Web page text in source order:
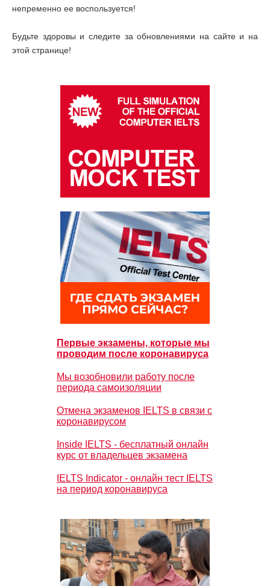
непременно ее воспользуется!
Будьте здоровы и следите за обновлениями на сайте и на
этой странице!
Первые экзамены, которые мы
проводим после коронавируса
Мы возобновили работу после
периода самоизоляции
Отмена экзаменов IELTS в связи с
коронавирусом
Inside IELTS - бесплатный онлайн
курс от владельцев экзамена
IELTS Indicator - онлайн тест IELTS
на период коронавируса